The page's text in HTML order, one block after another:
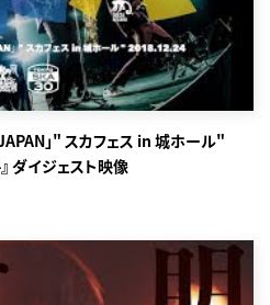
」" スカフェス in 城ホール"
ダイジェスト映像